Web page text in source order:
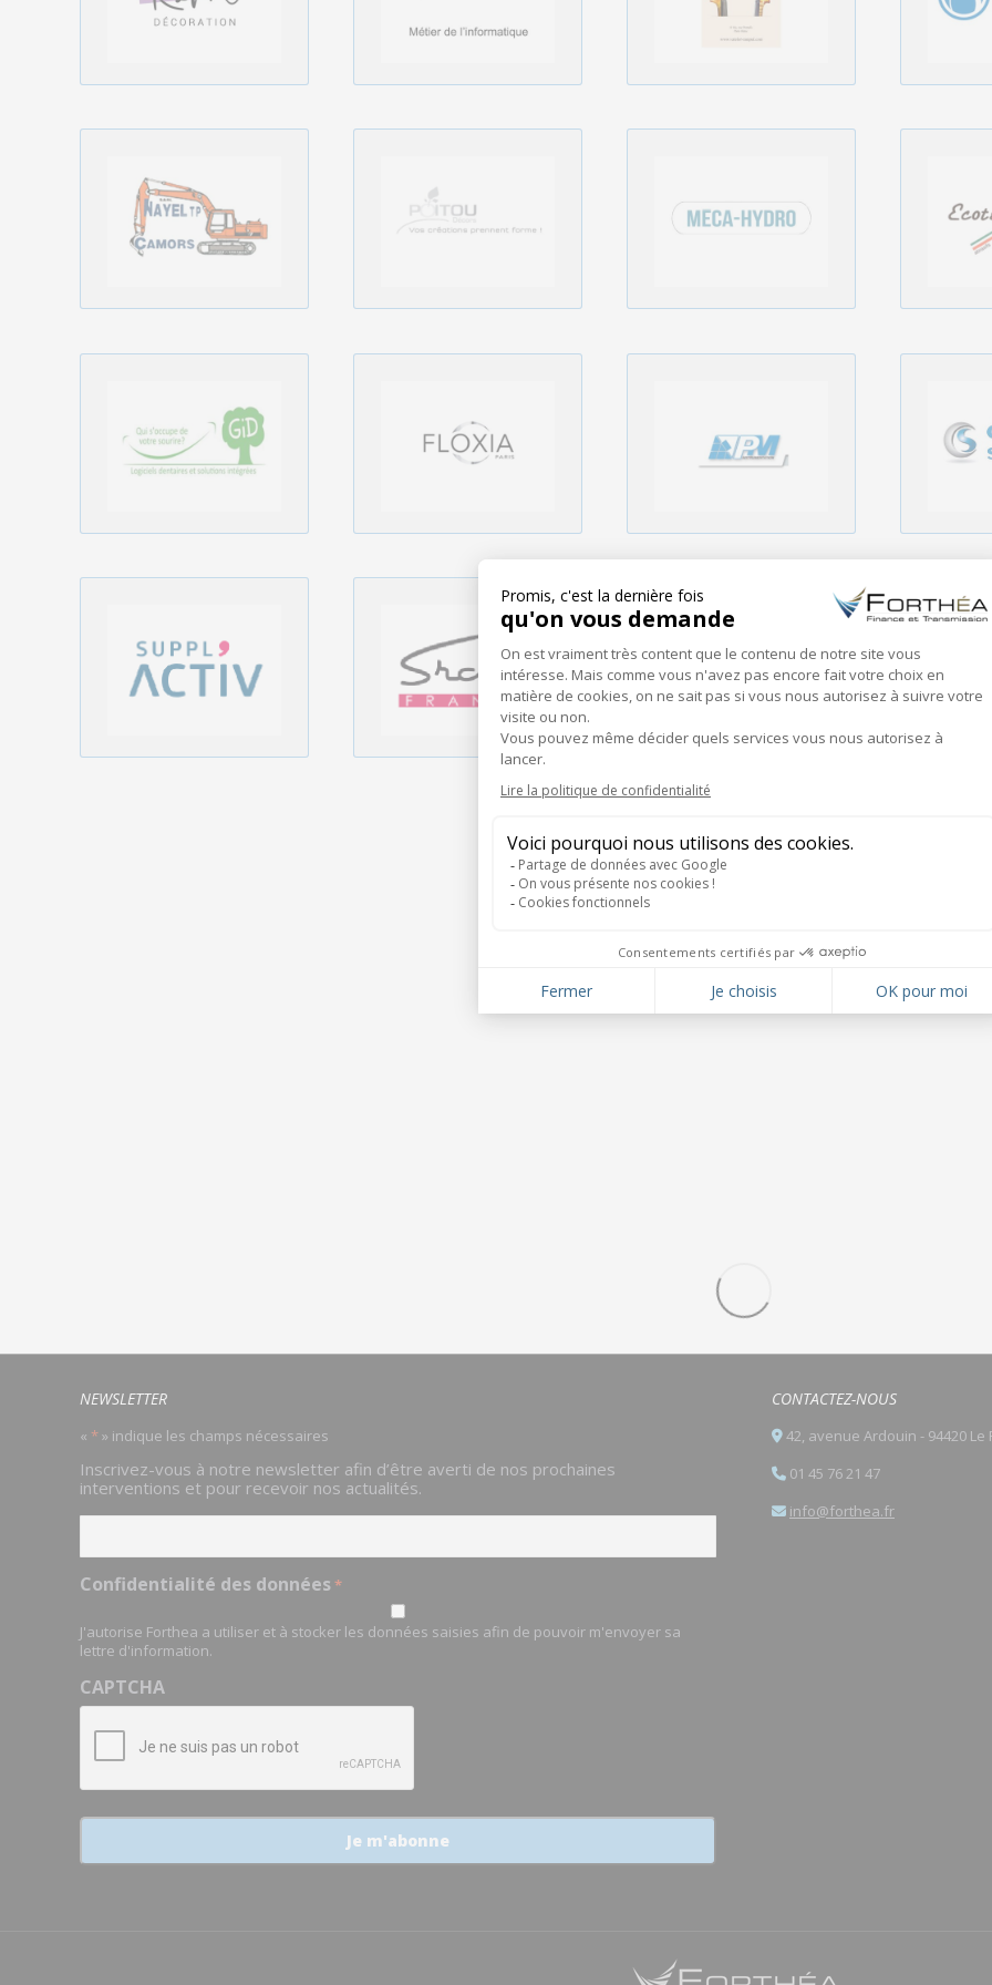
NEWSLETTER
« *» indique les champs nécessaires
*
Inscrivez-vous à notre newsletter afin d’être averti de nos prochaines
interventions et pour recevoir nos actualités.
Confidentialité des données *
J'autorise Forthea a utiliser et à stocker les données saisies afin de pouvoir m'envoyer sa
lettre d'information.
CAPTCHA
CONTACTEZ-NOUS
42, avenue Ardouin - 94420 Le
01 45 76 21 47
info@forthea.fr